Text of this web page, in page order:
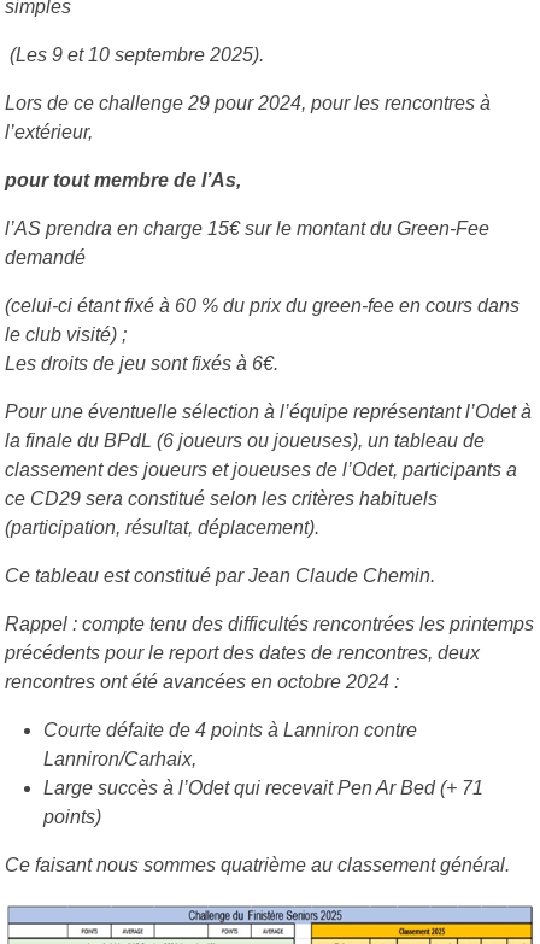
simples
(Les 9 et 10 septembre 2025).
Lors de ce challenge 29 pour 2024, pour les rencontres à
l’extérieur,
pour tout membre de l’As,
l’AS prendra en charge 15€ sur le montant du Green-Fee
demandé
(celui-ci étant fixé à 60 % du prix du green-fee en cours dans
le club visité) ;
Les droits de jeu sont fixés à 6€.
Pour une éventuelle sélection à l’équipe représentant l’Odet à
la finale du BPdL (6 joueurs ou joueuses), un tableau de
classement des joueurs et joueuses de l’Odet, participants a
ce CD29 sera constitué selon les critères habituels
(participation, résultat, déplacement).
Ce tableau est constitué par Jean Claude Chemin.
Rappel : compte tenu des difficultés rencontrées les printemps
précédents pour le report des dates de rencontres, deux
rencontres ont été avancées en octobre 2024 :
Courte défaite de 4 points à Lanniron contre
Lanniron/Carhaix,
Large succès à l’Odet qui recevait Pen Ar Bed (+ 71
points)
Ce faisant nous sommes quatrième au classement général.